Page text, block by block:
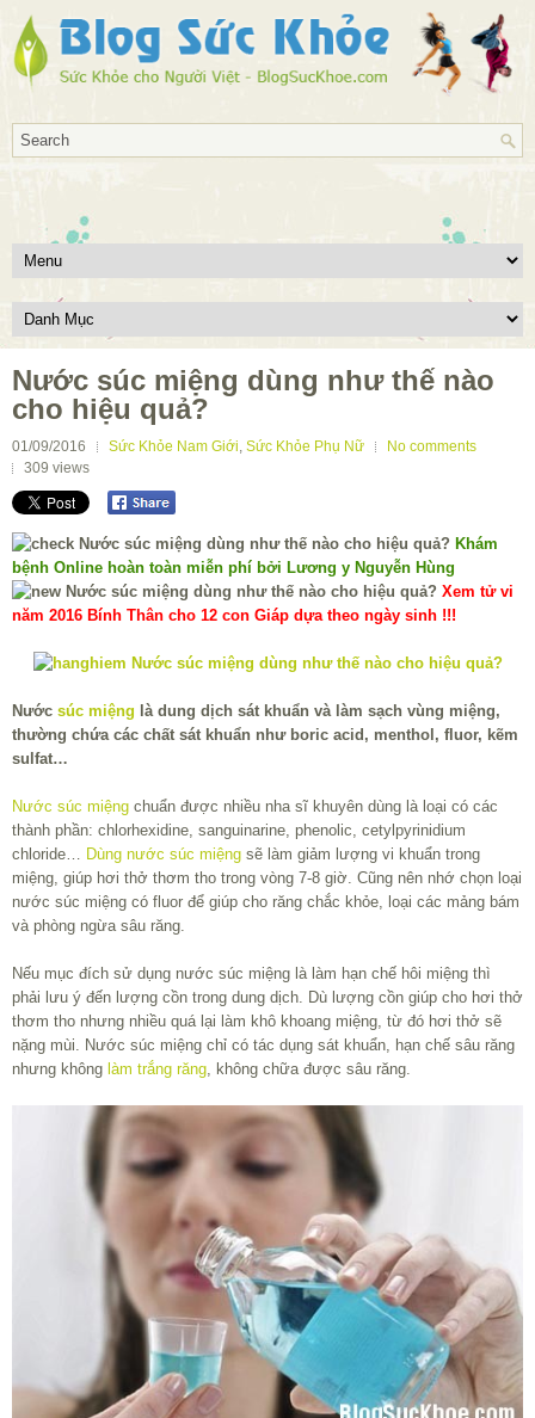
Nước súc miệng dùng như thế nào
cho hiệu quả?
01/09/2016 Sức Khỏe Nam Giới, Sức Khỏe Phụ Nữ
No comments
309 views
Khám
bệnh Online hoàn toàn miễn phí bởi Lương y Nguyễn Hùng
Xem tử vi
năm 2016 Bính Thân cho 12 con Giáp dựa theo ngày sinh !!!
Nước súc miệng là dung dịch sát khuẩn và làm sạch vùng miệng,
thường chứa các chất sát khuẩn như boric acid, menthol, fluor, kẽm
sulfat…
Nước súc miệng chuẩn được nhiều nha sĩ khuyên dùng là loại có các
thành phần: chlorhexidine, sanguinarine, phenolic, cetylpyrinidium
chloride… Dùng nước súc miệng sẽ làm giảm lượng vi khuẩn trong
miệng, giúp hơi thở thơm tho trong vòng 7-8 giờ. Cũng nên nhớ chọn loại
nước súc miệng có fluor để giúp cho răng chắc khỏe, loại các mảng bám
và phòng ngừa sâu răng.
Nếu mục đích sử dụng nước súc miệng là làm hạn chế hôi miệng thì
phải lưu ý đến lượng cồn trong dung dịch. Dù lượng cồn giúp cho hơi thở
thơm tho nhưng nhiều quá lại làm khô khoang miệng, từ đó hơi thở sẽ
nặng mùi. Nước súc miệng chỉ có tác dụng sát khuẩn, hạn chế sâu răng
nhưng không làm trắng răng, không chữa được sâu răng.